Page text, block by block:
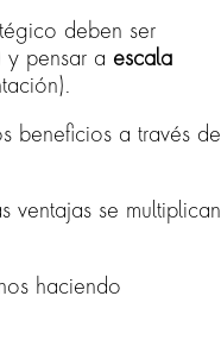
deben ser
y pensar a escala
beneficios a través de
ventajas se multiplican
haciendo